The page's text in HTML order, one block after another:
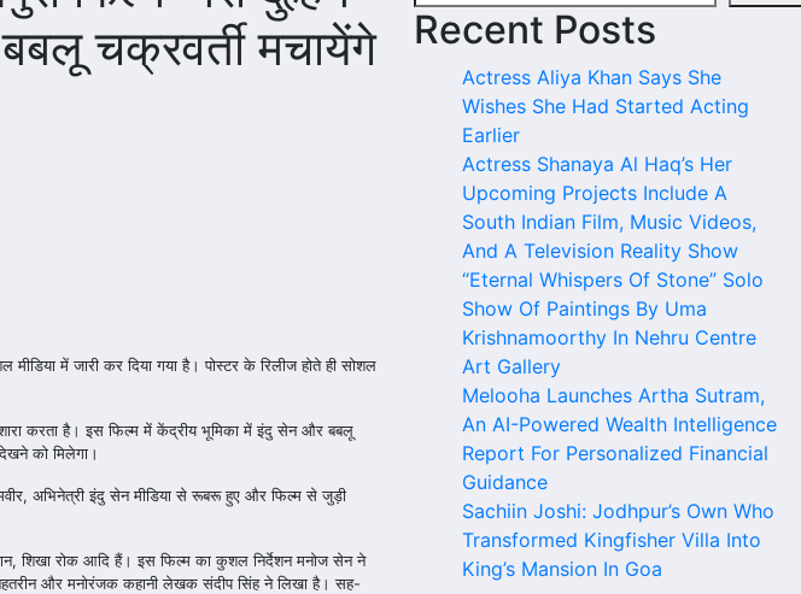
चक्रवर्ती मचायेंगे
में जारी कर दिया गया है। पोस्टर के रिलीज होते ही सोशल
करता है। इस फिल्म में केंद्रीय भूमिका में इंदु सेन और बबलू
को मिलेगा।
अभिनेत्री इंदु सेन मीडिया से रूबरू हुए और फिल्म से जुड़ी
शिखा रोक आदि हैं। इस फिल्म का कुशल निर्देशन मनोज सेन ने
बेहतरीन और मनोरंजक कहानी लेखक संदीप सिंह ने लिखा है। सह-
Recent Posts
Actress Aliya Khan Says She
Wishes She Had Started Acting
Earlier
Actress Shanaya Al Haq’s Her
Upcoming Projects Include A
South Indian Film, Music Videos,
And A Television Reality Show
“Eternal Whispers Of Stone” Solo
Show Of Paintings By Uma
Krishnamoorthy In Nehru Centre
Art Gallery
Melooha Launches Artha Sutram,
An AI-Powered Wealth Intelligence
Report For Personalized Financial
Guidance
Sachiin Joshi: Jodhpur’s Own Who
Transformed Kingfisher Villa Into
King’s Mansion In Goa